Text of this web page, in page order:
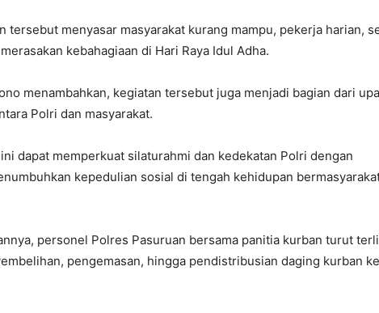
tersebut menyasar masyarakat kurang mampu, pekerja harian,
kebahagiaan di Hari Raya Idul Adha.
menambahkan, kegiatan tersebut juga menjadi bagian dari
Polri dan masyarakat.
dapat memperkuat silaturahmi dan kedekatan Polri dengan
kepedulian sosial di tengah kehidupan
personel Polres Pasuruan bersama panitia kurban turut
pengemasan, hingga pendistribusian daging kurban